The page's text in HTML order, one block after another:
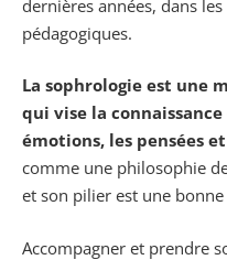
dernières années, dans
pédagogiques.
La sophrologie est une
qui vise la
émotions, les pensées
comme une philosophie
et son pilier est une
Accompagner et prendre